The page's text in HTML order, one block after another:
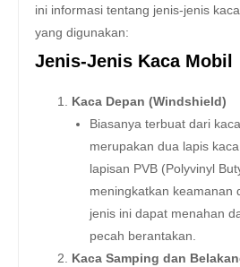
ini informasi tentang jenis-jenis
yang digunakan:
Jenis-Jenis Kaca Mobil
Kaca Depan (Windshield)
Biasanya terbuat dari
merupakan dua lapis
lapisan PVB (Polyvinyl
meningkatkan keamanan
jenis ini dapat menahan
pecah berantakan.
Kaca Samping dan